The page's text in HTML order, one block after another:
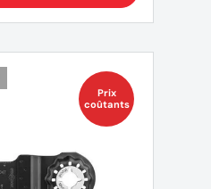
Prix
coûtants